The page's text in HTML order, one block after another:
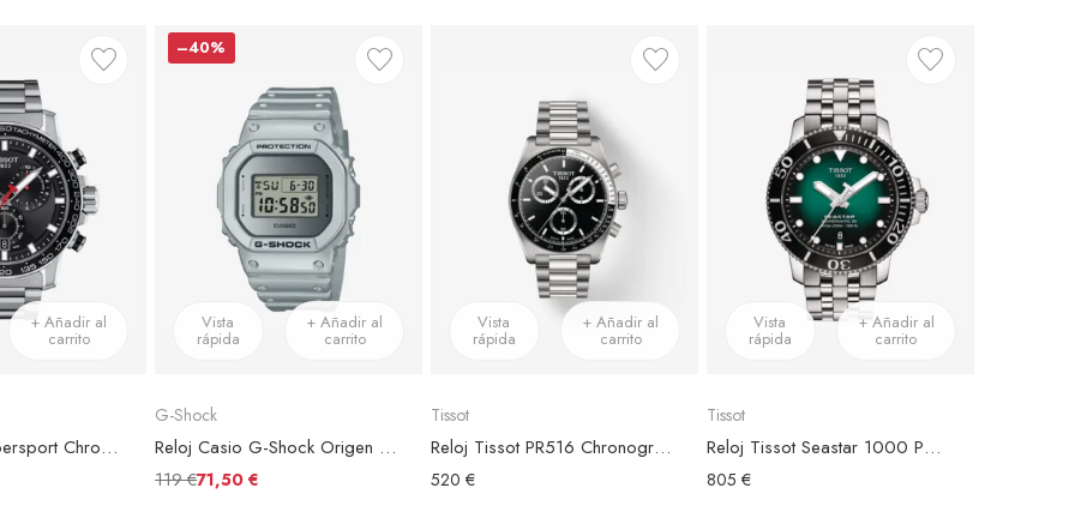
+ Añadir al
carrito
Reloj Tissot Supersport Chrono Brazalete Acero
–40%
Vista
rápida
+ Añadir al
carrito
G-Shock
Reloj Casio G-Shock Origen DW-5600FF-8ER Esfera Gris
119 €71,50 €
Vista
rápida
+ Añadir al
carrito
Tissot
Reloj Tissot PR516 Chronograph Esfera Negra
520 €
Vista
rápida
+ Añadir al
carrito
Tissot
Reloj Tissot Seastar 1000 Powermatic 80
805 €